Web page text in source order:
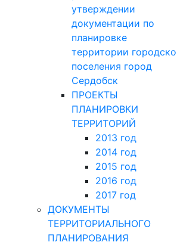
района Пензенской
области и принятия
решения об
утверждении
документации по
планировке
территории
поселения город
Сердобск
ПРОЕКТЫ
ПЛАНИРОВКИ
ТЕРРИТОРИЙ
2013 год
2014 год
2015 год
2016 год
2017 год